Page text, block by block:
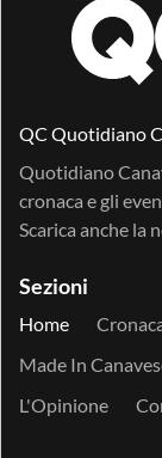
QC Quotidiano
Quotidiano
cronaca e gli
Scarica anche la
Sezioni
Home
Made In
L'Opinione